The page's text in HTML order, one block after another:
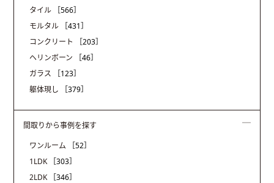
タイル
［566］
モルタル
［431］
コンクリート
［203］
ヘリンボーン
［46］
ガラス
［123］
躯体現し
［379］
間取りから事例を探す
ワンルーム
［52］
1LDK
［303］
2LDK
［346］